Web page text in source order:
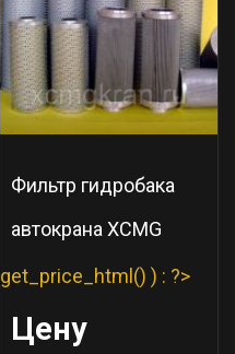
Фильтр гидробака
автокрана XCMG
get_price_html() ) : ?>
Цену